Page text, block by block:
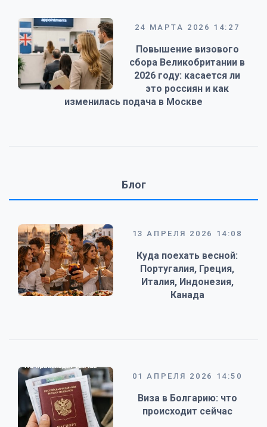
24 МАРТА 2026 14:27
Повышение визового
сбора Великобритании в
2026 году: касается ли
это россиян и как
изменилась подача в Москве
Блог
13 АПРЕЛЯ 2026 14:08
Куда поехать весной:
Португалия, Греция,
Италия, Индонезия,
Канада
01 АПРЕЛЯ 2026 14:50
Виза в Болгарию: что
происходит сейчас